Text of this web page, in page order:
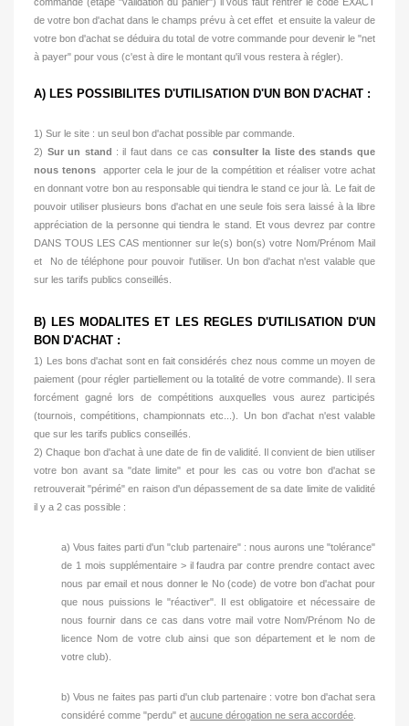
de votre bon d'achat dans le champs prévu à cet effet et ensuite la valeur de
votre bon d'achat se déduira du total de votre commande pour devenir le "net
à payer" pour vous (c'est à dire le montant qu'il vous restera à régler).
A) LES POSSIBILITES D'UTILISATION D'UN BON D'ACHAT :
1) Sur le site : un seul bon d'achat possible par commande.
2) Sur un stand : il faut dans ce cas consulter la liste des stands que
nous tenons apporter cela le jour de la compétition et réaliser votre achat
en donnant votre bon au responsable qui tiendra le stand ce jour là. Le fait de
pouvoir utiliser plusieurs bons d'achat en une seule fois sera laissé à la libre
appréciation de la personne qui tiendra le stand. Et vous devrez par contre
DANS TOUS LES CAS mentionner sur le(s) bon(s) votre Nom/Prénom Mail
et No de téléphone pour pouvoir l'utiliser. Un bon d'achat n'est valable que
sur les tarifs publics conseillés.
B) LES MODALITES ET LES REGLES D'UTILISATION D'UN
BON D'ACHAT :
1) Les bons d'achat sont en fait considérés chez nous comme un moyen de
paiement (pour régler partiellement ou la totalité de votre commande). Il sera
forcément gagné lors de compétitions auxquelles vous aurez participés
(tournois, compétitions, championnats etc...). Un bon d'achat n'est valable
que sur les tarifs publics conseillés.
2) Chaque bon d'achat à une date de fin de validité. Il convient de bien utiliser
votre bon avant sa "date limite" et pour les cas ou votre bon d'achat se
retrouverait "périmé" en raison d'un dépassement de sa date limite de validité
il y a 2 cas possible :
a) Vous faites parti d'un "club partenaire" : nous aurons une "tolérance"
de 1 mois supplémentaire > il faudra par contre prendre contact avec
nous par email et nous donner le No (code) de votre bon d'achat pour
que nous puissions le "réactiver". Il est obligatoire et nécessaire de
nous fournir dans ce cas dans votre mail votre Nom/Prénom No de
licence Nom de votre club ainsi que son département et le nom de
votre club).
b) Vous ne faites pas parti d'un club partenaire : votre bon d'achat sera
considéré comme "perdu" etaucune dérogation ne sera accordée.